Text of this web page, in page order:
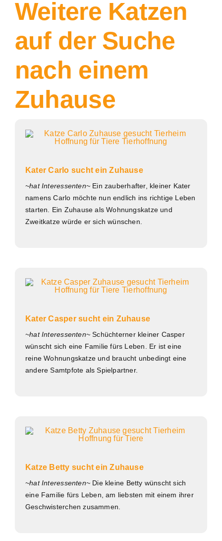
Weitere Katzen
auf der Suche
nach einem
Zuhause
Kater Carlo sucht ein Zuhause
~hat Interessenten~Ein zauberhafter, kleiner Kater
namens Carlo möchte nun endlich ins richtige Leben
starten. Ein Zuhause als Wohnungskatze und
Zweitkatze würde er sich wünschen.
Kater Casper sucht ein Zuhause
~hat Interessenten~Schüchterner kleiner Casper
wünscht sich eine Familie fürs Leben. Er ist eine
reine Wohnungskatze und braucht unbedingt eine
andere Samtpfote als Spielpartner.
Katze Betty sucht ein Zuhause
~hat Interessenten~Die kleine Betty wünscht sich
eine Familie fürs Leben, am liebsten mit einem ihrer
Geschwisterchen zusammen.